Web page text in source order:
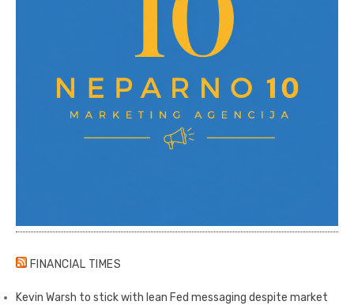
FINANCIAL TIMES
Kevin Warsh to stick with lean Fed messaging despite market